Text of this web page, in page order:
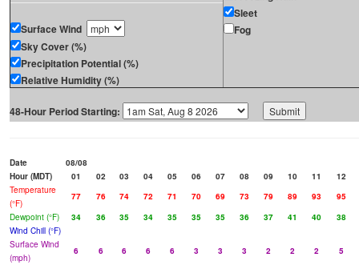
Surface Wind
Sky Cover (%)
Precipitation Potential (%)
Relative Humidity (%)
Sleet
Fog
48-Hour Period Starting:
Date
08/08
Hour (MDT)
01 02 03 04 05 06 07 08 09 10 11
12
Temperature
(°F)
77 76 74 72 71 70 69 73 79 89 93
95
Dewpoint (°F)
34 36 35 34 35 35 35 36 37 41 40
38
Wind Chill (°F)
Surface Wind
(mph)
6 6 6 6 6 3 3 3 2 2 2
5